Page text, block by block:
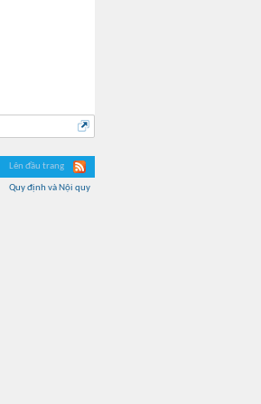
Lên đầu trang
Quy định và Nội quy